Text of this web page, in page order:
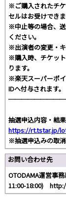
※ご購入されたチ
セルはお受けでき
※中止等の場合、
ください。
※出演者の変更・キ
※購入時、チケッ
ります。
※楽天スーパーポ
IDへ付与されます。
抽選申込内容・結
https://rt.tstar.jp/
※抽選申込みの取
お問い合わせ先
OTODAMA運営事
11:00-18:00)